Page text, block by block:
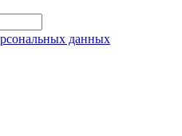
данных